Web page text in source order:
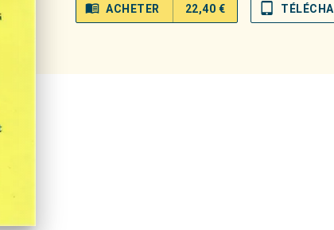
menu_book ACHETER 22,40 € tablet_mac